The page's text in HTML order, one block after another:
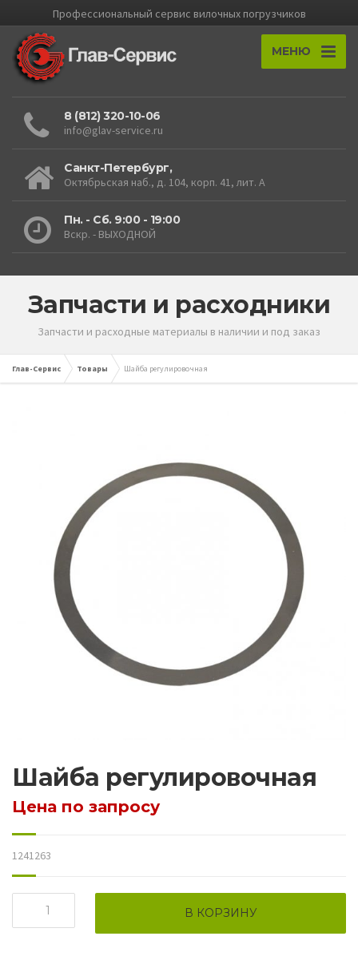
Профессиональный cервис вилочных погрузчиков
МЕНЮ
8 (812) 320-10-06
info@glav-service.ru
Санкт-Петербург,
Октябрьская наб., д. 104, корп. 41, лит. А
Пн. - Сб. 9:00 - 19:00
Вскр. - ВЫХОДНОЙ
Запчасти и расходники
Запчасти и расходные материалы в наличии и под заказ
Глав-Сервис Товары Шайба регулировочная
Шайба регулировочная
Цена по запросу
1241263
товара
В КОРЗИНУ